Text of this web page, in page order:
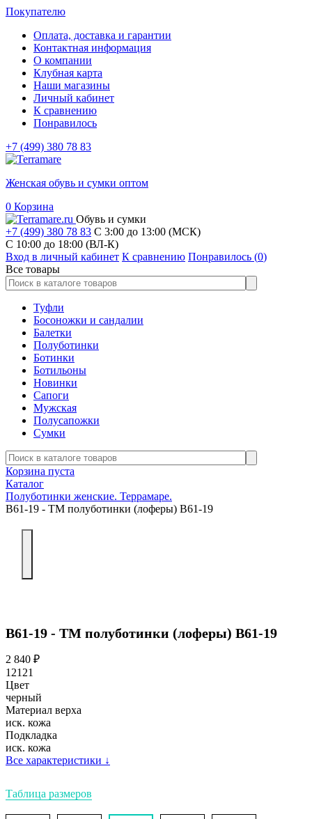
Покупателю
Оплата, доставка и гарантии
Контактная информация
О компании
Клубная карта
Наши магазины
Личный кабинет
К сравнению
Понравилось
+7 (499) 380 78 83
Женская обувь и сумки оптом
0 Корзина
Обувь и сумки
+7 (499) 380 78 83 С 3:00 до 13:00 (МСК)
C 10:00 до 18:00 (ВЛ-К)
Вход в личный кабинет К сравнению Понравилось (0)
Все товары
Туфли
Босоножки и сандалии
Балетки
Полуботинки
Ботинки
Ботильоны
Новинки
Сапоги
Мужская
Полусапожки
Сумки
Корзина пуста
Каталог
Полуботинки женские. Террамаре.
В61-19 - ТМ полуботинки (лоферы) В61-19
В61-19 - ТМ полуботинки (лоферы) В61-19
2 840 ₽
12121
Цвет
черный
Материал верха
иск. кожа
Подкладка
иск. кожа
Все характеристики ↓
Таблица размеров